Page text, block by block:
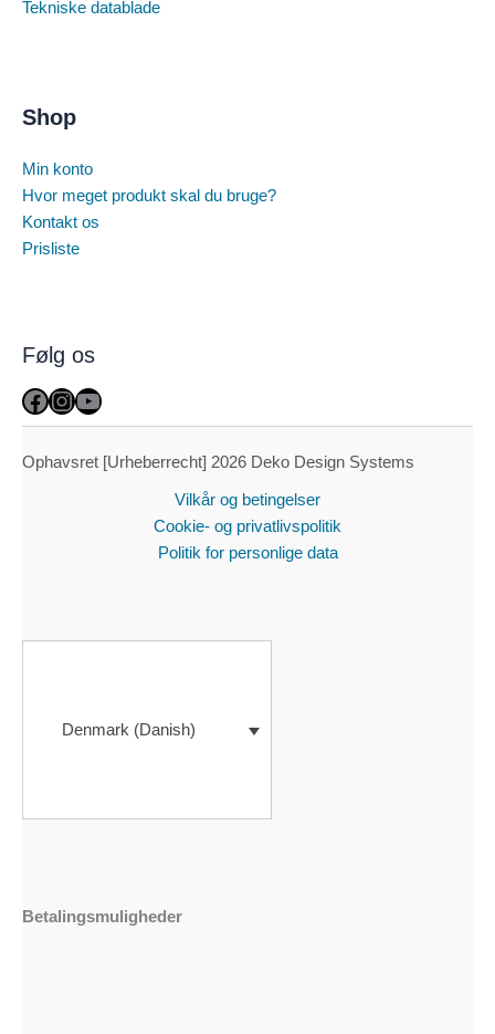
Tekniske datablade
Shop
Min konto
Hvor meget produkt skal du bruge?
Kontakt os
Prisliste
Følg os
Facebook
Instagram
YouTube
Ophavsret [Urheberrecht] 2026 Deko Design Systems
Vilkår og betingelser
Cookie- og privatlivspolitik
Politik for personlige data
Denmark (Danish)
Betalingsmuligheder